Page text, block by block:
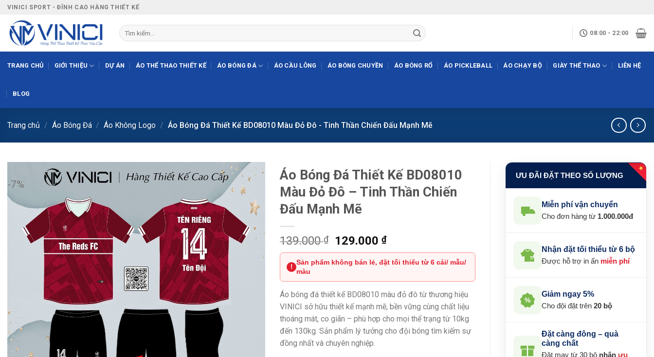
Bỏ
nội
dung
VINICI SPORT - ĐỈNH CAO HÀNG THIẾT KẾ
Tìm
kiếm:
08:00 - 22:00
TRANG CHỦ GIỚI THIỆU DỰ ÁN ÁO THỂ THAO THIẾT KẾ ÁO BÓNG ĐÁ ÁO CẦU LÔNG ÁO BÓNG CHUYỀN ÁO BÓNG RỔ ÁO PICKLEBALL ÁO CHẠY BỘ GIÀY THỂ THAO LIÊN HỆ
BLOG
Trang chủ / Áo Bóng Đá / Áo Không Logo / Áo Bóng Đá Thiết Kế BD08010 Màu Đỏ Đô - Tinh Thần Chiến Đấu Mạnh Mẽ
-7%
Áo Bóng Đá Thiết Kế BD08010
Màu Đỏ Đô – Tinh Thần Chiến
Đấu Mạnh Mẽ
139.000₫
Giá
gốc
là:
129.000₫Giá
hiện
tại
!
Sản phẩm không bán lẻ, đặt tối thiểu từ 6 cái/ mẫu/
màu
Áo bóng đá thiết kế BD08010 màu đỏ đô từ thương hiệu
VINICI sở hữu thiết kế mạnh mẽ, bền vững cùng chất liệu
thoáng mát, co giãn – phù hợp cho mọi thể trạng từ 10kg
đến 130kg. Sản phẩm lý tưởng cho đội bóng tìm kiếm sự
đồng nhất và chuyên nghiệp.
ƯU ĐÃI ĐẶT THEO SỐ LƯỢNG
★
Miễn phí vận chuyển
Cho đơn hàng từ 1.000.000đ
Nhận đặt tối thiểu từ 6 bộ
Được hỗ trợ in ấn miễn phí
%
Giảm ngay 5%
Cho đội đặt trên 20 bộ
Đặt càng đông – quà
càng chất
Đặt may từ 30 bộ nhận ưu